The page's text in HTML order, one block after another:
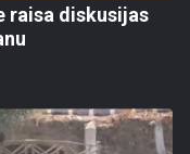
raisa diskusijas